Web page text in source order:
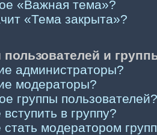
«Важная тема»?
«Тема закрыта»?
пользователей и
администраторы?
модераторы?
группы пользователей?
в группу?
стать модератором